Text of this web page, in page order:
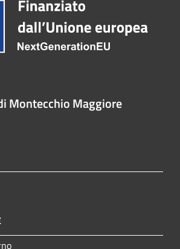
Montecchio Maggiore